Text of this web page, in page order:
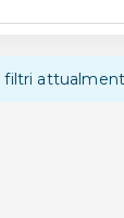
filtri